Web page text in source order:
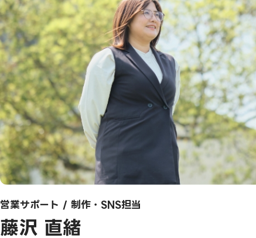
営業サポート / 制作・SNS担当
藤沢 直緒